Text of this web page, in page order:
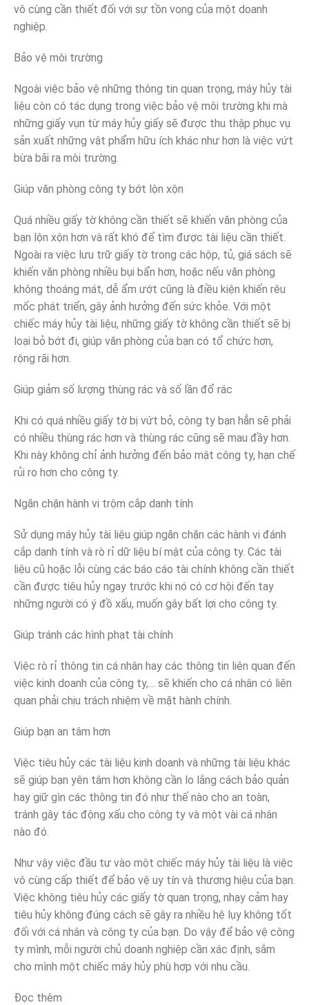
vô cùng cần thiết đối với sự tồn vong của một doanh
nghiệp.
Bảo vệ môi trường
Ngoài việc bảo vệ những thông tin quan trọng, máy hủy tài
liệu còn có tác dụng trong việc bảo vệ môi trường khi mà
những giấy vụn từ máy hủy giấy sẽ được thu thập phục vụ
sản xuất những vật phẩm hữu ích khác như hơn là việc vứt
bừa bãi ra môi trường.
Giúp văn phòng công ty bớt lộn xộn
Quá nhiều giấy tờ không cần thiết sẽ khiến văn phòng của
bạn lộn xộn hơn và rất khó để tìm được tài liệu cần thiết.
Ngoài ra việc lưu trữ giấy tờ trong các hộp, tủ, giá sách sẽ
khiến văn phòng nhiều bụi bẩn hơn, hoặc nếu văn phòng
không thoáng mát, dễ ẩm ướt cũng là điều kiện khiến rêu
mốc phát triển, gây ảnh hưởng đến sức khỏe. Với một
chiếc máy hủy tài liệu, những giấy tờ không cần thiết sẽ bị
loại bỏ bớt đi, giúp văn phòng của bạn có tổ chức hơn,
rộng rãi hơn.
Giúp giảm số lượng thùng rác và số lần đổ rác
Khi có quá nhiều giấy tờ bị vứt bỏ, công ty bạn hẳn sẽ phải
có nhiều thùng rác hơn và thùng rác cũng sẽ mau đầy hơn.
Khi này không chỉ ảnh hưởng đến bảo mật công ty, hạn chế
rủi ro hơn cho công ty.
Ngăn chặn hành vi trộm cắp danh tính
Sử dụng máy hủy tài liệu giúp ngăn chặn các hành vi đánh
cắp danh tính và rò rỉ dữ liệu bí mật của công ty. Các tài
liệu cũ hoặc lỗi cùng các báo cáo tài chính không cần thiết
cần được tiêu hủy ngay trước khi nó có cơ hội đến tay
những người có ý đồ xấu, muốn gây bất lợi cho công ty.
Giúp tránh các hình phạt tài chính
Việc rò rỉ thông tin cá nhân hay các thông tin liên quan đến
việc kinh doanh của công ty,… sẽ khiến cho cá nhân có liên
quan phải chịu trách nhiệm về mặt hành chính.
Giúp bạn an tâm hơn
Việc tiêu hủy các tài liệu kinh doanh và những tài liệu khác
sẽ giúp bạn yên tâm hơn không cần lo lắng cách bảo quản
hay giữ gìn các thông tin đó như thế nào cho an toàn,
tránh gây tác động xấu cho công ty và một vài cá nhân
nào đó.
Như vậy việc đầu tư vào một chiếc máy hủy tài liệu là việc
vô cùng cấp thiết để bảo vệ uy tín và thương hiệu của bạn.
Việc không tiêu hủy các giấy tờ quan trọng, nhạy cảm hay
tiêu hủy không đúng cách sẽ gây ra nhiều hệ lụy không tốt
đối với cá nhân và công ty của bạn. Do vậy để bảo vệ công
ty mình, mỗi người chủ doanh nghiệp cần xác định, sắm
cho mình một chiếc máy hủy phù hợp với nhu cầu.
Đọc thêm